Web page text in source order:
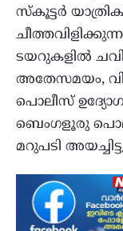
സ്കൂട്ടർ
ടയറുകളിൽ
അതേസമയം,
പൊലീസ്
ബെംഗളൂരു
മറുപടി